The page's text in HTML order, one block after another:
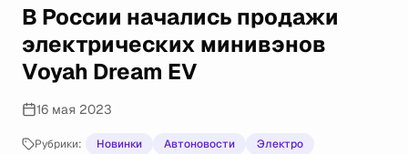
Voyah Dream EV
В России начались продажи
электрических минивэнов
Voyah Dream EV
16 мая 2023
Рубрики: Новинки Автоновости Электро